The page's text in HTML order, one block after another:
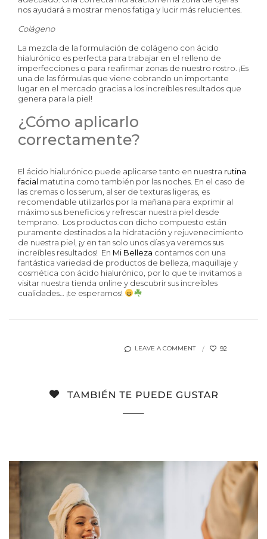
nos ayudará a mostrar menos fatiga y lucir más relucientes.
Colágeno
La mezcla de la formulación de colágeno con ácido
hialurónico es perfecta para trabajar en el relleno de
imperfecciones o para reafirmar zonas de nuestro rostro. ¡Es
una de las fórmulas que viene cobrando un importante
lugar en el mercado gracias a los increíbles resultados que
genera para la piel!
¿Cómo aplicarlo
correctamente?
El ácido hialurónico puede aplicarse tanto en nuestra rutina
facial matutina como también por las noches. En el caso de
las cremas o los serum, al ser de texturas ligeras, es
recomendable utilizarlos por la mañana para exprimir al
máximo sus beneficios y refrescar nuestra piel desde
temprano. Los productos con dicho compuesto están
puramente destinados a la hidratación y rejuvenecimiento
de nuestra piel, ¡y en tan solo unos días ya veremos sus
increíbles resultados! En Mi Belleza contamos con una
fantástica variedad de productos de belleza, maquillaje y
cosmética con ácido hialurónico, por lo que te invitamos a
visitar nuestra tienda online y descubrir sus increíbles
cualidades… ¡te esperamos!
LEAVE A COMMENT 92